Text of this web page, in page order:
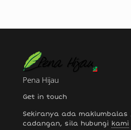
Pena Hijau
Get in touch
Sekiranya ada
cadangan, sila hubungi kami